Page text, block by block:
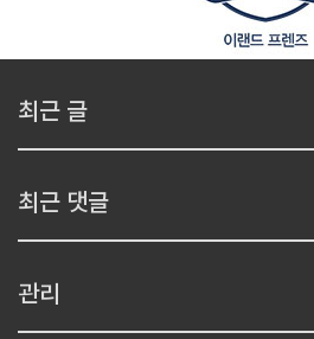
최근 글
최근 댓글
관리